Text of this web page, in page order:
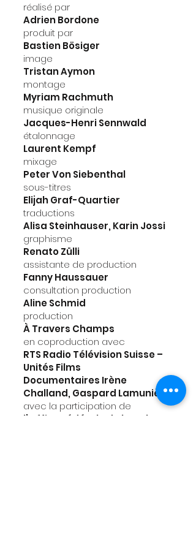
réalisé par
Adrien Bordone
produit par
Bastien Bösiger
image
Tristan Aymon
montage
Myriam Rachmuth
musique originale
Jacques-Henri Sennwald
étalonnage
Laurent Kempf
mixage
Peter Von Siebenthal
sous-titres
Elijah Graf-Quartier
traductions
Alisa Steinhauser, Karin Jossi
graphisme
Renato Zülli
assistante de production
Fanny Haussauer
consultation production
Aline Schmid
production
À Travers Champs
en coproduction avec
RTS Radio Télévision Suisse –
Unités Films
Documentaires Irène
Challand, Gaspard Lamunière
avec la participation de
l’Office Fédérale de la Culture,